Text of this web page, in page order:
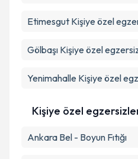
Etimesgut Kişiye özel
Gölbaşı Kişiye özel
Yenimahalle Kişiye özel
Kişiye özel
Ankara Bel - Boyun Fıtığı